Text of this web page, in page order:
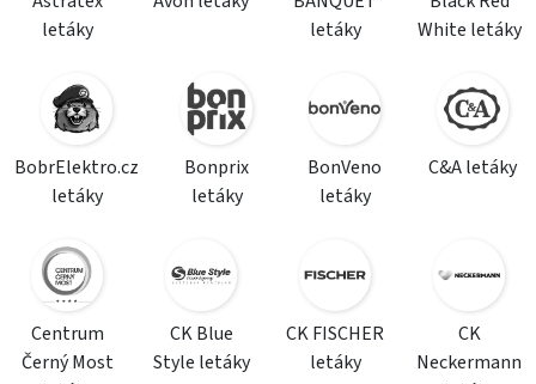
letáky
letáky
White letáky
BobrElektro.cz
letáky
Bonprix
letáky
BonVeno
letáky
C&A letáky
Centrum
Černý Most
CK Blue
Style letáky
CK FISCHER
letáky
CK
Neckermann